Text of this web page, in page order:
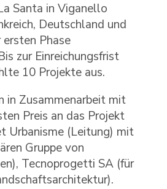
Santa in Viganello
Deutschland und
Phase
zur Einreichungsfrist
10 Projekte aus.
in Zusammenarbeit mit
Preis an das Projekt
Urbanisme (Leitung) mit
Gruppe von
Tecnoprogetti SA (für